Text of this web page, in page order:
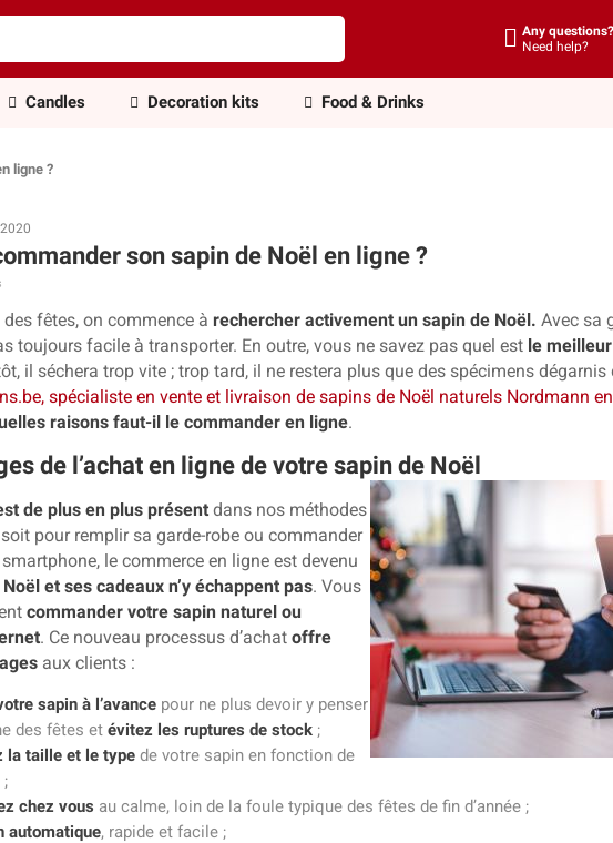
Any questions?
Need help?
Candles Decoration kits Food & Drinks
ligne ?
son sapin de Noël en ligne ?
des fêtes, on commence à rechercher activement un sapin de Noël. Avec sa
toujours facile à transporter. En outre, vous ne savez pas quel est le
il séchera trop vite ; trop tard, il ne restera plus que des spécimens dégarnis
spécialiste en vente et livraison de sapins de Noël naturels Nordmann
raisons faut-il le commander en ligne.
de l’achat en ligne de votre sapin de Noël
de plus en plus présent dans nos méthodes
soit pour remplir sa garde-robe ou commander
le commerce en ligne est devenu
Noël et ses cadeaux n’y échappent pas. Vous
commander votre sapin naturel ou
. Ce nouveau processus d’achat offre
aux clients :
sapin à l’avance pour ne plus devoir y penser
des fêtes et évitez les ruptures de stock ;
la taille et le type de votre sapin en fonction de
;
chez vous au calme, loin de la foule typique des fêtes de fin d’année ;
automatique, rapide et facile ;